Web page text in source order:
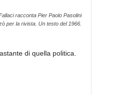
racconta Pier Paolo Pasolini
per la rivista. Un testo del 1966.
di quella politica.